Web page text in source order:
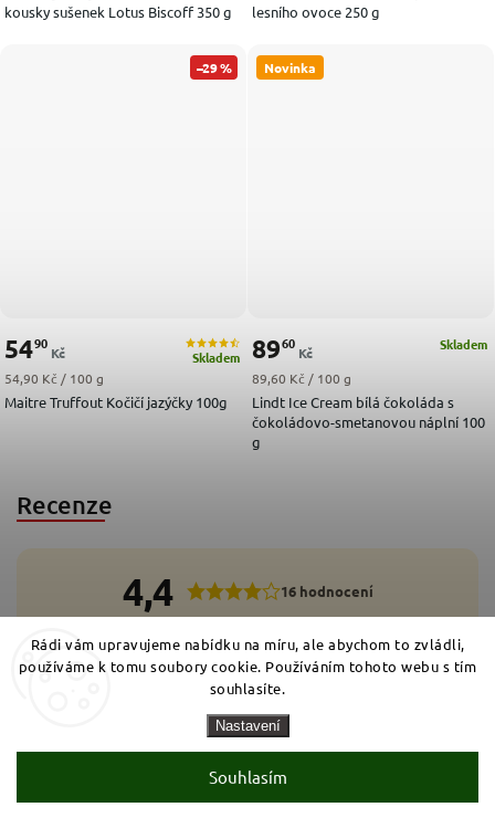
Rádi vám upravujeme nabídku na míru, ale abychom to zvládli,
používáme k tomu soubory cookie. Používáním tohoto webu s tím
souhlasíte.
Nastavení
Souhlasím
kousky sušenek Lotus Biscoff 350 g
lesního ovoce 250 g
–29 %
Maitre Truffout Kočičí jazýčky 100g
Skladem
5490
Kč
Měrná cena:
54,90 Kč / 100 g
Novinka
Lindt Ice Cream bílá čokoláda s
čokoládovo-smetanovou náplní 100
g
Skladem
8960
Kč
Měrná cena:
89,60 Kč / 100 g
Recenze
4,4 16 hodnocení
5 12x
4 0x
3
Přidat hodnocení